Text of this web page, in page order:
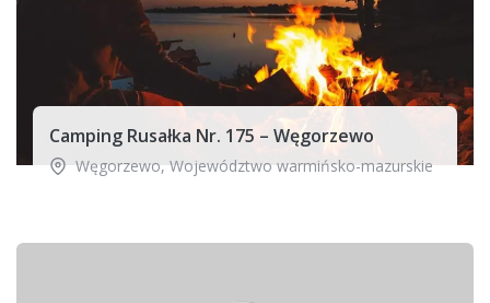
Camping Rusałka Nr. 175 – Węgorzewo
Węgorzewo, Województwo warmińsko-mazurskie